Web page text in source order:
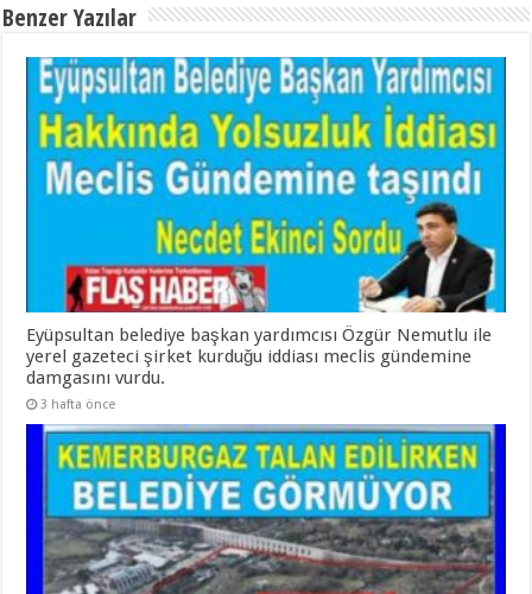
Benzer Yazılar
Eyüpsultan belediye başkan yardımcısı Özgür Nemutlu ile
yerel gazeteci şirket kurduğu iddiası meclis gündemine
damgasını vurdu.
3 hafta önce